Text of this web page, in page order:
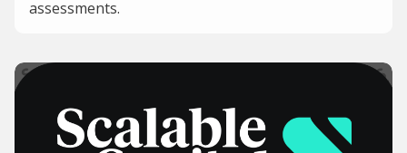
assessments.